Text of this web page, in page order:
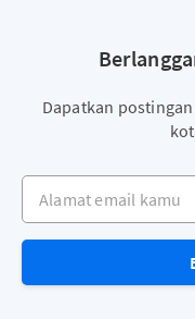
Dapatkan
Alamat email kamu